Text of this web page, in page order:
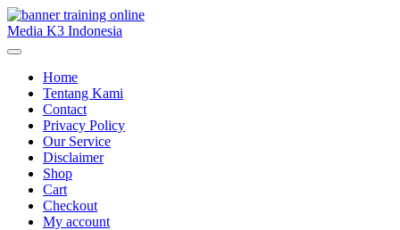
Skip
to
content
Media K3 Indonesia
Media
Seputar
Dunia
K3LH
Home
Tentang Kami
Contact
Privacy Policy
Our Service
Disclaimer
Shop
Cart
Checkout
My account